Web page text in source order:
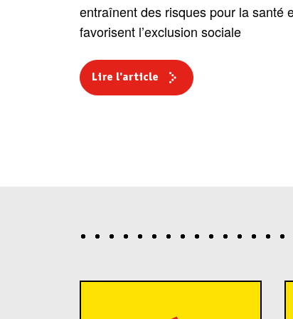
entraînent des risques pour la santé
favorisent l’exclusion sociale
Lire l'article